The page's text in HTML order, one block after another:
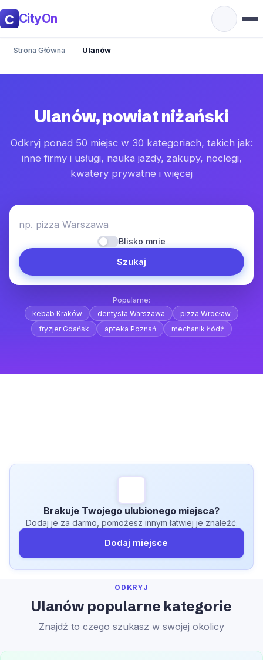
CityOn
Strona Główna Ulanów
Ulanów, powiat niżański
Odkryj ponad 50 miejsc w 30 kategoriach, takich jak:
inne firmy i usługi, nauka jazdy, zakupy, noclegi,
kwatery prywatne i więcej
np. pizza Warszawa
Blisko mnie
Szukaj
Popularne:
kebab Kraków
dentysta Warszawa
pizza Wrocław
fryzjer Gdańsk
apteka Poznań mechanik Łódź
Brakuje Twojego ulubionego miejsca?
Dodaj je za darmo, pomożesz innym łatwiej je znaleźć.
Dodaj miejsce
ODKRYJ
Ulanów popularne kategorie
Znajdź to czego szukasz w swojej okolicy